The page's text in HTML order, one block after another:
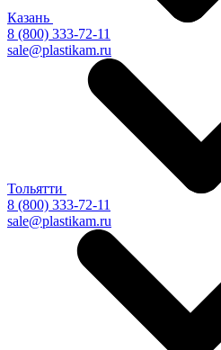
Казань
8 (800) 333-72-11
sale@plastikam.ru
Тольятти
8 (800) 333-72-11
sale@plastikam.ru